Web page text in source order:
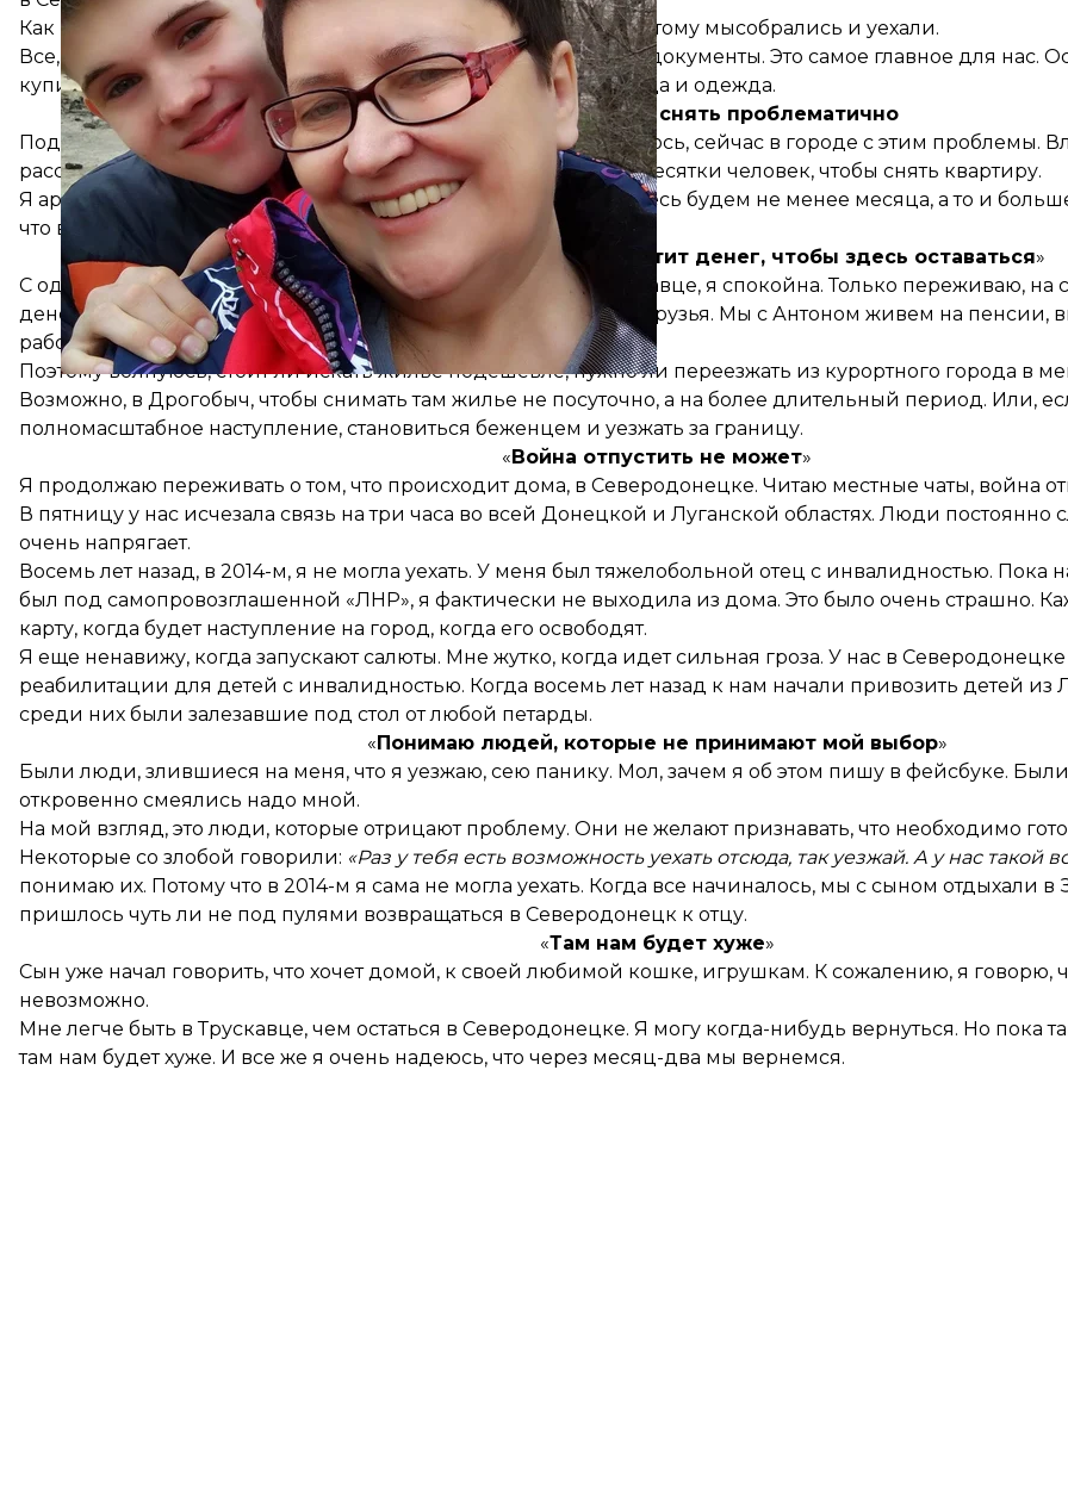
Как раз были нижние места в поезде на следующий день. Поэтому мысобрались и уехали.
Все, что взяли с собой, это годовой запас лекарств для сына и документы. Это самое главное для нас.
купить. Если вдруг станем беженцами, надеюсь, у нас будет еда и одежда.
Квартиру в Трускавце снять проблематично
Подруга из Трускавца помогла нам снять квартиру. Как оказалось, сейчас в городе с этим проблемы.
рассказывала, что у нее ураган звонков. Каждый день звонят десятки человек, чтобы снять квартиру.
Я арендовала квартиру на две недели, но чувствую, что мы здесь будем не менее месяца, а то и
что в Северодонецке угроза только растет.
«Переживаю, на сколько у меня хватит денег, чтобы здесь оставаться»
С одной стороны, мое состояние изменилось — здесь, в Трускавце, я спокойна. Только переживаю, на
денег, чтобы здесь оставаться. С этой поездкой мне помогли друзья. Мы с Антоном живем на пенсии,
работать, должна круглосуточно ухаживать за ним.
Поэтому волнуюсь, стоит ли искать жилье подешевле, нужно ли переезжать из курортного города в
Возможно, в Дрогобыч, чтобы снимать там жилье не посуточно, а на более длительный период. Или,
полномасштабное наступление, становиться беженцем и уезжать за границу.
«Война отпустить не может»
Я продолжаю переживать о том, что происходит дома, в Северодонецке. Читаю местные чаты, война
В пятницу у нас исчезала связь на три часа во всей Донецкой и Луганской областях. Люди постоянно
очень напрягает.
Восемь лет назад, в 2014-м, я не могла уехать. У меня был тяжелобольной отец с инвалидностью. Пока
был под самопровозглашенной «ЛНР», я фактически не выходила из дома. Это было очень страшно.
карту, когда будет наступление на город, когда его освободят.
Я еще ненавижу, когда запускают салюты. Мне жутко, когда идет сильная гроза. У нас в Северодонецке
реабилитации для детей с инвалидностью. Когда восемь лет назад к нам начали привозить детей из
среди них были залезавшие под стол от любой петарды.
«Понимаю людей, которые не принимают мой выбор»
Были люди, злившиеся на меня, что я уезжаю, сею панику. Мол, зачем я об этом пишу в фейсбуке.
откровенно смеялись надо мной.
На мой взгляд, это люди, которые отрицают проблему. Они не желают признавать, что необходимо
Некоторые со злобой говорили: «Раз у тебя есть возможность уехать отсюда, так уезжай. А у нас такой
понимаю их. Потому что в 2014-м я сама не могла уехать. Когда все начиналось, мы с сыном отдыхали в
пришлось чуть ли не под пулями возвращаться в Северодонецк к отцу.
«Там нам будет хуже»
Сын уже начал говорить, что хочет домой, к своей любимой кошке, игрушкам. К сожалению, я говорю,
невозможно.
Мне легче быть в Трускавце, чем остаться в Северодонецке. Я могу когда-нибудь вернуться. Но пока
там нам будет хуже. И все же я очень надеюсь, что через месяц-два мы вернемся.